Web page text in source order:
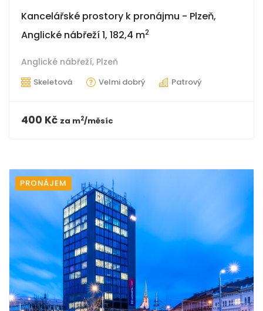
Kancelářské prostory k pronájmu - Plzeň,
Anglické nábřeží 1, 182,4 m2
Anglické nábřeží, Plzeň
Skeletová Velmi dobrý Patrový
400 Kč za m2/měsíc
PRONÁJEM